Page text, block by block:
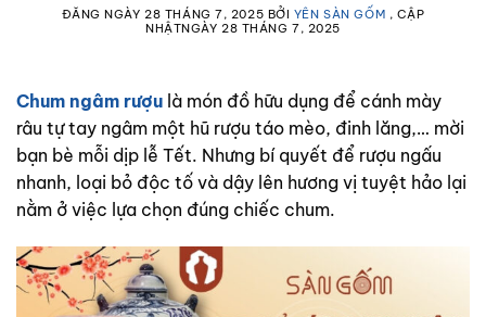
ĐĂNG NGÀY 28 THÁNG 7, 2025 BỞI YÊN SÀN GỐM , CẬP
NHẬTNGÀY 28 THÁNG 7, 2025
Chum ngâm rượu là món đồ hữu dụng để cánh mày
râu tự tay ngâm một hũ rượu táo mèo, đinh lăng,… mời
bạn bè mỗi dịp lễ Tết. Nhưng bí quyết để rượu ngấu
nhanh, loại bỏ độc tố và dậy lên hương vị tuyệt hảo lại
nằm ở việc lựa chọn đúng chiếc chum.